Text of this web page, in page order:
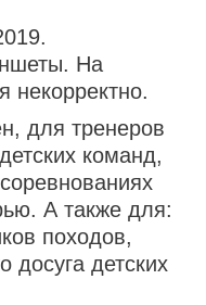
На
некорректно.
для тренеров
команд,
А также для:
походов,
досуга детских